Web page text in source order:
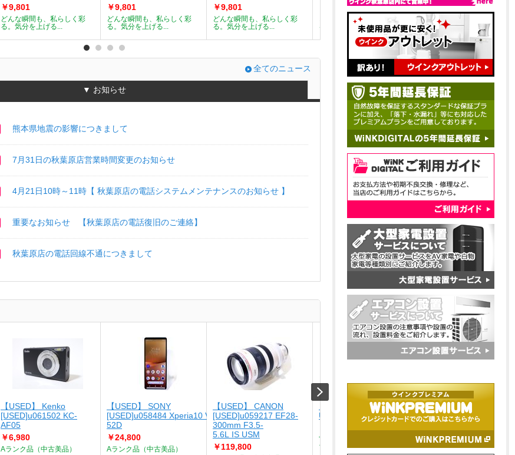
￥9,801
どんな瞬間も、私らしく彩
る。気分を上げる...
￥9,801
どんな瞬間も、私らしく彩
る。気分を上げる...
￥9,801
どんな瞬間も、私らしく彩
る。気分を上げる...
￥9,801
どんな瞬間も、私らしく彩
る。気分を上げる...
￥9,801
どんな瞬間も、私らしく彩
る。気分を上げる...
全てのニュース
▼ お知らせ
熊本県地震の影響につきまして
7月31日の秋葉原店営業時間変更のお知らせ
4月21日10時～11時【 秋葉原店の電話システムメンテナンスのお知らせ 】
重要なお知らせ 【秋葉原店の電話復旧のご連絡】
秋葉原店の電話回線不通につきまして
【USED】 Kenko
[USED]u061502 KC-
AF05
￥6,980
Aランク品（中古美品）
【USED】 SONY
[USED]u058484 Xperia10 V SO-
52D
￥24,800
Aランク品（中古美品）
【USED】 CANON
[USED]u059217 EF28-
300mm F3.5-
5.6L IS USM
￥119,800
【未使用品】 ナカバヤシ
USA-CHD6BK
￥4,280
Type-C ? HDMIディスプレイ
ア...
【USED】 NIKON
[USED]u059252
バー]
￥15,800